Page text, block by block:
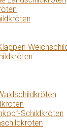
Schildkröten